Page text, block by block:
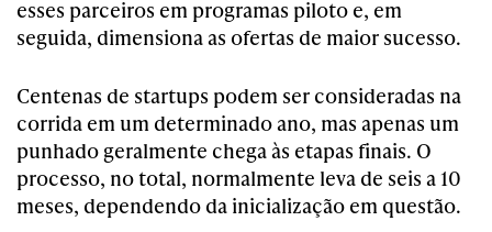
esses parceiros em programas piloto e, em
seguida, dimensiona as ofertas de maior sucesso.
Centenas de startups podem ser consideradas na
corrida em um determinado ano, mas apenas um
punhado geralmente chega às etapas finais. O
processo, no total, normalmente leva de seis a 10
meses, dependendo da inicialização em questão.